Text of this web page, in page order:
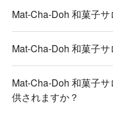
Mat-Cha-Doh 和菓子
Mat-Cha-Doh 和菓子
Mat-Cha-Doh 和菓子
供されますか？